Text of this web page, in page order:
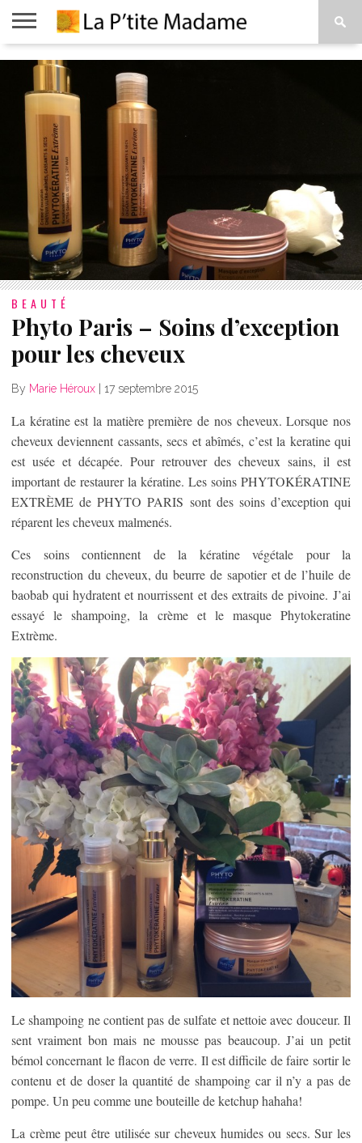
ACCUEIL
BEAUTÉ
MODE
ART
VIVRE
PROPOS
BEAUTÉ
Phyto Paris – Soins d’exception
pour les cheveux
By Marie Héroux | 17 septembre 2015
La kératine est la matière première de nos cheveux. Lorsque nos
cheveux deviennent cassants, secs et abîmés, c’est la keratine qui
est usée et décapée. Pour retrouver des cheveux sains, il est
important de restaurer la kératine. Les soins PHYTOKÉRATINE
EXTRÈME de PHYTO PARIS sont des soins d’exception qui
réparent les cheveux malmenés.
Ces soins contiennent de la kératine végétale pour la
reconstruction du cheveux, du beurre de sapotier et de l’huile de
baobab qui hydratent et nourrissent et des extraits de pivoine. J’ai
essayé le shampoing, la crème et le masque Phytokeratine
Extrème.
Le shampoing ne contient pas de sulfate et nettoie avec douceur. Il
sent vraiment bon mais ne mousse pas beaucoup. J’ai un petit
bémol concernant le flacon de verre. Il est difficile de faire sortir le
contenu et de doser la quantité de shampoing car il n’y a pas de
pompe. Un peu comme une bouteille de ketchup hahaha!
La crème peut être utilisée sur cheveux humides ou secs. Sur les